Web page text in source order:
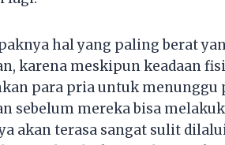
hal yang paling berat
karena meskipun keadaan
para pria untuk
sebelum mereka bisa
akan terasa sangat sulit